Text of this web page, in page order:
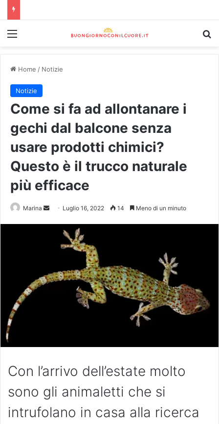
Home / Notizie
Notizie
Come si fa ad allontanare i
gechi dal balcone senza
usare prodotti chimici?
Questo è il trucco naturale
più efficace
Marina Luglio 16, 2022 14 Meno di un minuto
Con l’arrivo dell’estate molto
sono gli animaletti che si
intrufolano in casa alla ricerca